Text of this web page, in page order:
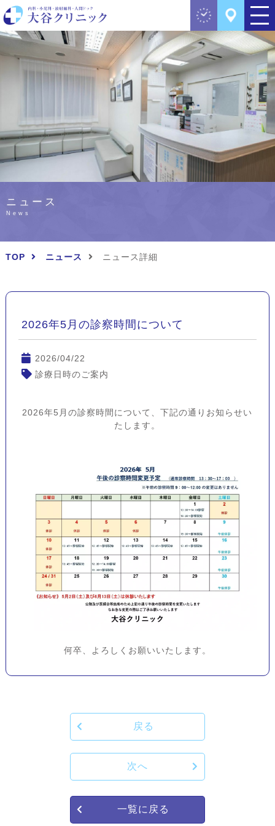
ニュース
News
TOP ニュース ニュース詳細
2026年5月の診察時間について
2026/04/22
診療日時のご案内
2026年5月の診察時間について、下記の通りお知らせい
たします。
何卒、よろしくお願いいたします。
戻る
次へ
一覧に戻る